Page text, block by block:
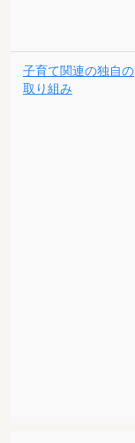
子育て関連の独自の
取り組み